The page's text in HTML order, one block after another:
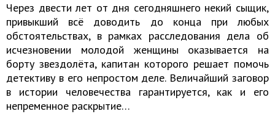
Через двести лет от дня сегодняшнего некий сыщик,
привыкший всё доводить до конца при любых
обстоятельствах, в рамках расследования дела об
исчезновении молодой женщины оказывается на
борту звездолёта, капитан которого решает помочь
детективу в его непростом деле. Величайший заговор
в истории человечества гарантируется, как и его
непременное раскрытие…